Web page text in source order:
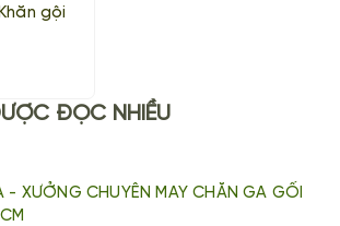
gội
ĐỌC NHIỀU
- XƯỞNG CHUYÊN MAY CHĂN GA GỐI